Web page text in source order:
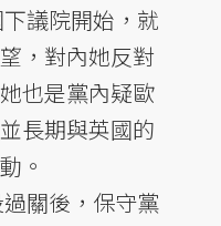
議院開始，就
，對內她反對
也是黨內疑歐
長期與英國的
。
關後，保守黨